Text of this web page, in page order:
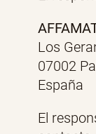
Los
07002
España
El